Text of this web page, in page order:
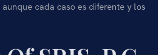
cada caso es diferente y los